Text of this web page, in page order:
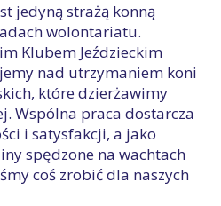
jedyną strażą konną
wolontariatu.
Klubem Jeździeckim
nad utrzymaniem koni
które dzierżawimy
Wspólna praca dostarcza
i satysfakcji, a jako
spędzone na wachtach
coś zrobić dla naszych